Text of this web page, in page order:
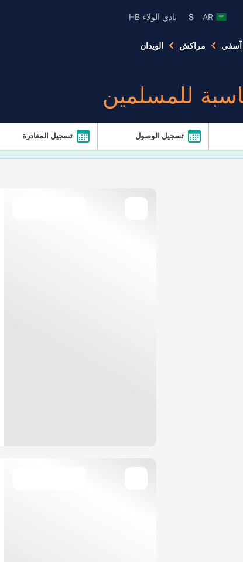
AR
$ نادي الولاء HB
مراكش الويدان
للمسلمين
تسجيل الوصول تسجيل المغادرة